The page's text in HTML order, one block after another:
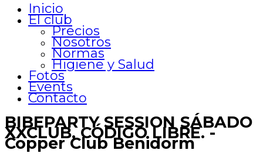
Inicio
El club
Precios
Nosotros
Normas
Higiene y Salud
Fotos
Events
Contacto
BIBEPARTY SESSION SÁBADO
XXCLUB, CÓDIGO LIBRE. -
Copper Club Benidorm